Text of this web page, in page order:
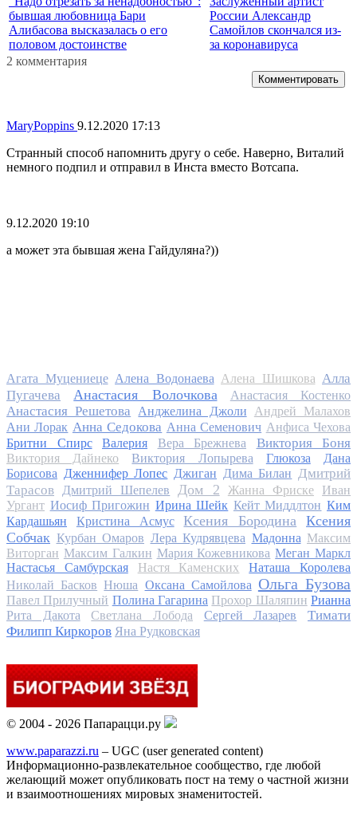
бывшая любовница Бари
Алибасова высказалась о его
половом достоинстве
России Александр
Самойлов скончался из-
за коронавируса
2 комментария
Комментировать
MaryPoppins 9.12.2020 17:13
Странный способ напомнить другу о себе. Наверно, Виталий
немного подпил и отправил в Инста вместо Вотсапа.
9.12.2020 19:10
а может эта бывшая жена Гайдуляна?))
Агата Муцениеце Алена Водонаева Алена Шишкова Алла
Пугачева
Анастасия Волочкова Анастасия Костенко
Анастасия Решетова Анджелина Джоли
Андрей Малахов
Ани Лорак Анна Седокова Анна Семенович Анфиса Чехова
Бритни Спирс
Валерия Вера Брежнева Виктория Боня
Виктория Дайнеко Виктория Лопырева Глюкоза
Дана
Борисова Дженнифер Лопес Джиган Дима Билан Дмитрий
Тарасов
Дмитрий Шепелев Дом 2 Жанна Фриске
Иван
Ургант Иосиф Пригожин Ирина Шейк Кейт Миддлтон Ким
Кардашьян
Кристина Асмус Ксения Бородина
Ксения
Собчак Курбан Омаров Лера Кудрявцева Мадонна Максим
Виторган Максим Галкин Мария Кожевникова Меган Маркл
Настасья Самбурская
Настя Каменских
Наташа Королева
Николай Басков Нюша Оксана Самойлова Ольга Бузова
Павел Прилучный Полина Гагарина Прохор Шаляпин Рианна
Рита Дакота
Светлана Лобода Сергей Лазарев
Тимати
Филипп Киркоров Яна Рудковская
© 2004 - 2026 Папарацци.ру
www.paparazzi.ru – UGC (user generated content)
Информационно-развлекательное сообщество, где любой
желающий может опубликовать пост на тему о частной жизни
и взаимоотношениях мировых знаменитостей.